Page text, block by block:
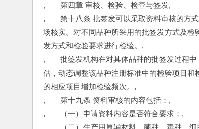
,　　第四章 审核、检验、检查与签发,
,　　第十八条 批签发可以采取资料审核的方
场核实。对不同品种所采用的批签发方式及
发方式和检验要求进行检验。,
,　　批签发机构在对具体品种的批签发过程
估，动态调整该品种注册标准中的检验项目
的相应项目增加检验频次。,
,　　第十九条 资料审核的内容包括：,
,　　（一）申请资料内容是否符合要求；,
,　　（二）生产用原辅材料、菌种、毒种、